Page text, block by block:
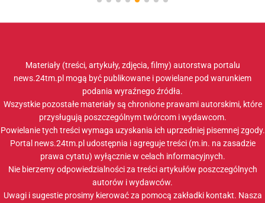
Materiały (treści, artykuły, zdjęcia, filmy) autorstwa portalu
news.24tm.pl mogą być publikowane i powielane pod warunkiem
podania wyraźnego źródła.
Wszystkie pozostałe materiały są chronione prawami autorskimi, które
przysługują poszczególnym twórcom i wydawcom.
Powielanie tych treści wymaga uzyskania ich uprzedniej pisemnej zgody.
Portal news.24tm.pl udostępnia i agreguje treści (m.in. na zasadzie
prawa cytatu) wyłącznie w celach informacyjnych.
Nie bierzemy odpowiedzialności za treści artykułów poszczególnych
autorów i wydawców.
Uwagi i sugestie prosimy kierować za pomocą zakładki kontakt. Nasza